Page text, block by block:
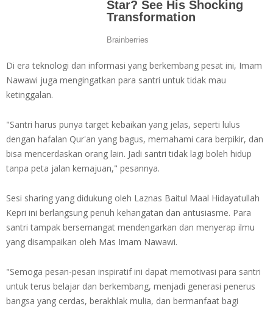
Di era teknologi dan informasi yang berkembang pesat ini, Imam
Nawawi juga mengingatkan para santri untuk tidak mau
ketinggalan.
"Santri harus punya target kebaikan yang jelas, seperti lulus
dengan hafalan Qur'an yang bagus, memahami cara berpikir, dan
bisa mencerdaskan orang lain. Jadi santri tidak lagi boleh hidup
tanpa peta jalan kemajuan," pesannya.
Sesi sharing yang didukung oleh Laznas Baitul Maal Hidayatullah
Kepri ini berlangsung penuh kehangatan dan antusiasme. Para
santri tampak bersemangat mendengarkan dan menyerap ilmu
yang disampaikan oleh Mas Imam Nawawi.
"Semoga pesan-pesan inspiratif ini dapat memotivasi para santri
untuk terus belajar dan berkembang, menjadi generasi penerus
bangsa yang cerdas, berakhlak mulia, dan bermanfaat bagi